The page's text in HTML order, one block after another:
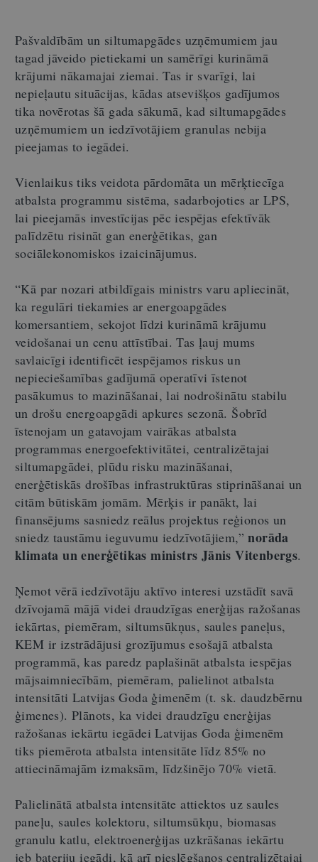
Pašvaldībām un siltumapgādes uzņēmumiem jau
tagad jāveido pietiekami un samērīgi kurināmā
krājumi nākamajai ziemai. Tas ir svarīgi, lai
nepieļautu situācijas, kādas atsevišķos gadījumos
tika novērotas šā gada sākumā, kad siltumapgādes
uzņēmumiem un iedzīvotājiem granulas nebija
pieejamas to iegādei.
Vienlaikus tiks veidota pārdomāta un mērķtiecīga
atbalsta programmu sistēma, sadarbojoties ar LPS,
lai pieejamās investīcijas pēc iespējas efektīvāk
palīdzētu risināt gan enerģētikas, gan
sociālekonomiskos izaicinājumus.
“Kā par nozari atbildīgais ministrs varu apliecināt,
ka regulāri tiekamies ar energoapgādes
komersantiem, sekojot līdzi kurināmā krājumu
veidošanai un cenu attīstībai. Tas ļauj mums
savlaicīgi identificēt iespējamos riskus un
nepieciešamības gadījumā operatīvi īstenot
pasākumus to mazināšanai, lai nodrošinātu stabilu
un drošu energoapgādi apkures sezonā. Šobrīd
īstenojam un gatavojam vairākas atbalsta
programmas energoefektivitātei, centralizētajai
siltumapgādei, plūdu risku mazināšanai,
enerģētiskās drošības infrastruktūras stiprināšanai un
citām būtiskām jomām. Mērķis ir panākt, lai
finansējums sasniedz reālus projektus reģionos un
sniedz taustāmu ieguvumu iedzīvotājiem,” norāda
klimata un enerģētikas ministrs Jānis Vitenbergs.
Ņemot vērā iedzīvotāju aktīvo interesi uzstādīt savā
dzīvojamā mājā videi draudzīgas enerģijas ražošanas
iekārtas, piemēram, siltumsūkņus, saules paneļus,
KEM ir izstrādājusi grozījumus esošajā atbalsta
programmā, kas paredz paplašināt atbalsta iespējas
mājsaimniecībām, piemēram, palielinot atbalsta
intensitāti Latvijas Goda ģimenēm (t. sk. daudzbērnu
ģimenes). Plānots, ka videi draudzīgu enerģijas
ražošanas iekārtu iegādei Latvijas Goda ģimenēm
tiks piemērota atbalsta intensitāte līdz 85% no
attiecināmajām izmaksām, līdzšinējo 70% vietā.
Palielinātā atbalsta intensitāte attiektos uz saules
paneļu, saules kolektoru, siltumsūkņu, biomasas
granulu katlu, elektroenerģijas uzkrāšanas iekārtu
jeb bateriju iegādi, kā arī pieslēgšanos centralizētajai